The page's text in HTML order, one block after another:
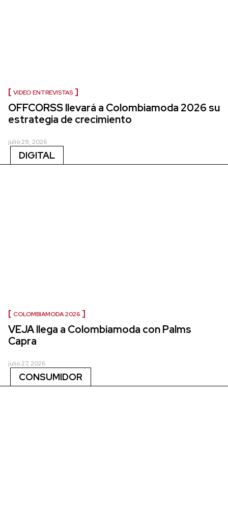
VIDEO ENTREVISTAS
OFFCORSS llevará a Colombiamoda 2026 su
estrategia de crecimiento
julio 29, 2026
DIGITAL
COLOMBIAMODA 2026
VEJA llega a Colombiamoda con Palms
Capra
julio 27, 2026
CONSUMIDOR